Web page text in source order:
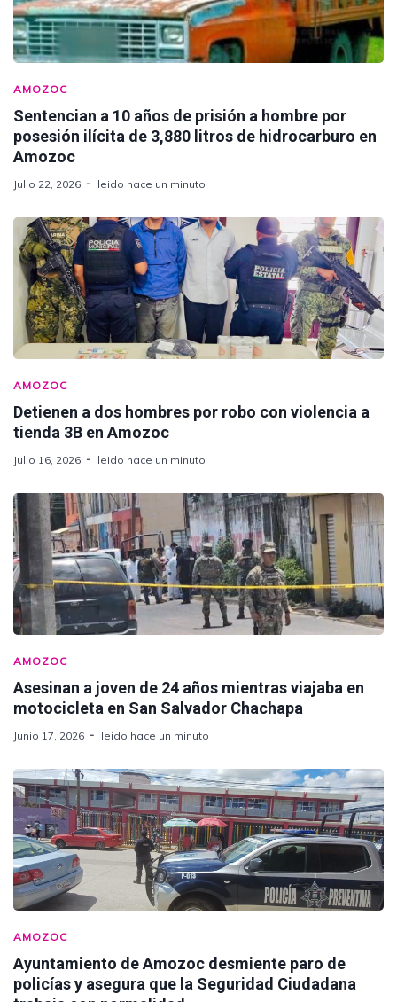
AMOZOC
Sentencian a 10 años de prisión a hombre por
posesión ilícita de 3,880 litros de hidrocarburo en
Amozoc
Julio 22, 2026 leido hace un minuto
AMOZOC
Detienen a dos hombres por robo con violencia a
tienda 3B en Amozoc
Julio 16, 2026 leido hace un minuto
AMOZOC
Asesinan a joven de 24 años mientras viajaba en
motocicleta en San Salvador Chachapa
Junio 17, 2026 leido hace un minuto
AMOZOC
Ayuntamiento de Amozoc desmiente paro de
policías y asegura que la Seguridad Ciudadana